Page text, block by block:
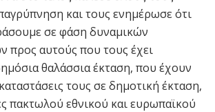
και τους ενημέρωσε ότι
σε φάση δυναμικών
προς αυτούς που τους έχει
θαλάσσια έκταση, που έχουν
τους σε δημοτική έκταση,
πακτωλού εθνικού και ευρωπαϊκού